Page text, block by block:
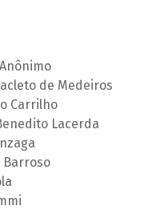
de Medeiros
Carrilho
Lacerda
Barroso